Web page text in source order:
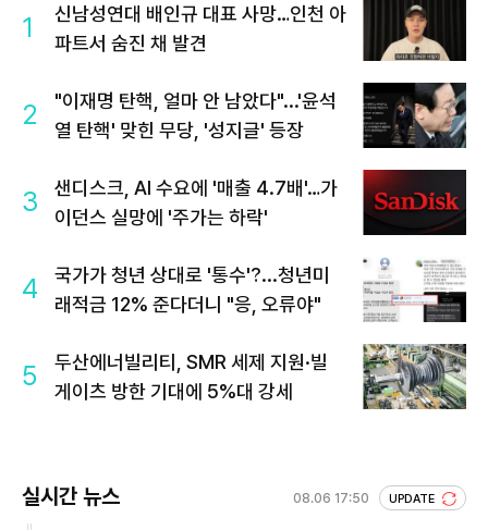
1
신남성연대 배인규 대표 사망…인천 아
파트서 숨진 채 발견
2
"이재명 탄핵, 얼마 안 남았다"...'윤석
열 탄핵' 맞힌 무당, '성지글' 등장
3
샌디스크, AI 수요에 '매출 4.7배'…가
이던스 실망에 '주가는 하락'
4
국가가 청년 상대로 '통수'?...청년미
래적금 12% 준다더니 "응, 오류야"
5
두산에너빌리티, SMR 세제 지원·빌
게이츠 방한 기대에 5%대 강세
실시간 뉴스 08.06 17:50 UPDATE